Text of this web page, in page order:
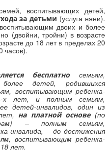
воспитывающих детей,
за детьми (услуга няни).
двоих и более
(двойни, тройни) в возрасте
до 18 лет в пределах 20
часов).
бесплатносемьям,
детей, родившихся
воспитывающим ребенка-
х лет, и полным семьям,
детей-инвалидов, один из
на платной основе(по
– полным семьям,
инвалида, – до достижения
воспитывающим ребенка-
лет.